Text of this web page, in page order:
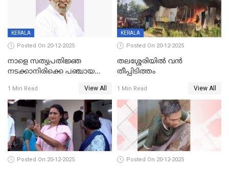
KERALA
Posted On 20-12-2025
നാളെ സത്യപ്രതിജ്ഞ
നടക്കാനിരിക്കെ പഞ്ചായത്ത്
1 Min Read View All
KERALA
Posted On 20-12-2025
തലശ്ശേരിയിൽ വൻ
തീപ്പിടിത്തം
1 Min Read View All
Posted On 20-12-2025 Posted On 20-12-2025